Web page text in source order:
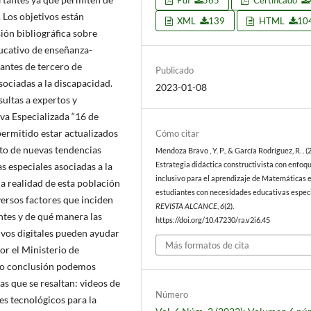
objetivos están
bibliográfica sobre
de enseñanza-
de tercero de
a la discapacidad.
a expertos y
Especializada “16 de
estar actualizados
de nuevas tendencias
especiales asociadas a la
realidad de esta población
factores que inciden
y de qué manera las
digitales pueden ayudar
el Ministerio de
conclusión podemos
que se resaltan: videos de
tecnológicos para la
XML
139 HTML
Publicado
2023-01-08
Cómo citar
Mendoza Bravo , Y. P., & García Rodríguez, R. .
Estrategia didáctica constructivista con
inclusivo para el aprendizaje de Matemáticas
estudiantes con necesidades educativas
REVISTA ALCANCE,6(2).
https://doi.org/10.47230/ra.v2i6.45
Más formatos de cita
Número